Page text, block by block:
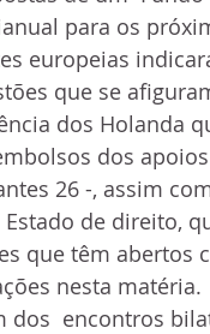
para os
europeias
que se
dos Holanda
dos
26 -, assim
Estado de direito,
que têm abertos
nesta matéria.
dos  encontros